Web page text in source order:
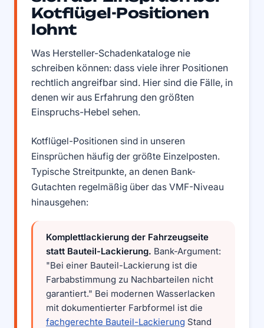
Kotflügel-Positionen
lohnt
Was Hersteller-Schadenkataloge nie
schreiben können: dass viele ihrer Positionen
rechtlich angreifbar sind. Hier sind die Fälle, in
denen wir aus Erfahrung den größten
Einspruchs-Hebel sehen.
Kotflügel-Positionen sind in unseren
Einsprüchen häufig der größte Einzelposten.
Typische Streitpunkte, an denen Bank-
Gutachten regelmäßig über das VMF-Niveau
hinausgehen:
Komplettlackierung der Fahrzeugseite
statt Bauteil-Lackierung. Bank-Argument:
"Bei einer Bauteil-Lackierung ist die
Farbabstimmung zu Nachbarteilen nicht
garantiert." Bei modernen Wasserlacken
mit dokumentierter Farbformel ist die
fachgerechte Bauteil-Lackierung Stand